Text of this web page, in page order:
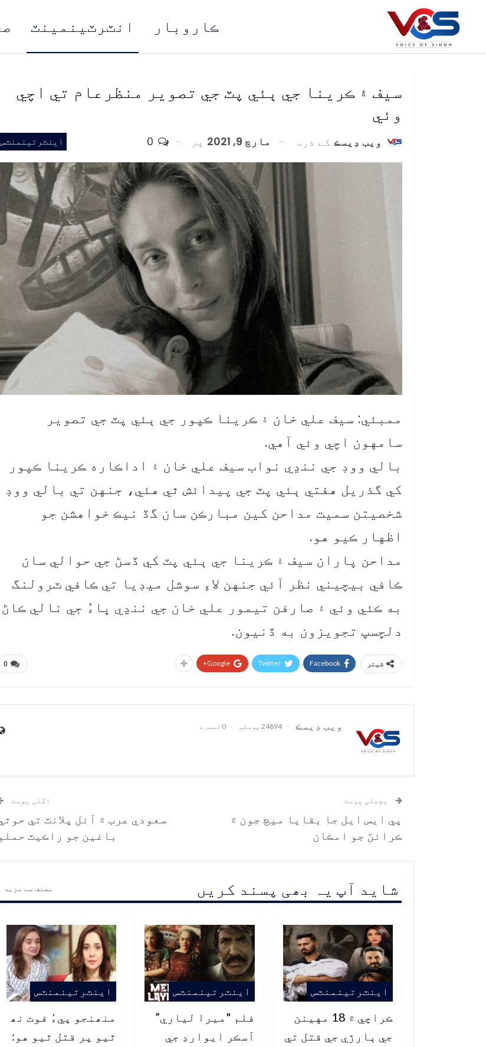
انٽرٽينمينٽ ڪاروبار
سيف ۽ ڪرينا جي ٻئي پٽ جي تصوير منظرعام تي اچي
وئي
اينٽرتينمنٽس ويب ڊيسڪ کے ذریعہ مارچ 9, 2021 پر
ممبئي: سيف علي خان ۽ ڪرينا ڪپور جي ٻئي پٽ جي تصوير
سامهون اچي وئي آهي.
بالي ووڊ جي ننڍي نواب سيف علي خان ۽ اداڪاره ڪرينا ڪپور
کي گذريل هفتي ٻئي پٽ جي پيدائش ٿي هئي، جنهن تي بالي ووڊ
شخصيتن سميت مداحن کين مبارڪن سان گڏ نيڪ خواهشن جو
اظهار ڪيو هو.
مداحن پاران سيف ۽ ڪرينا جي ٻئي پٽ کي ڏسڻ جي حوالي سان
ڪافي بيچيني نظر آئي جنهن لاءِ سوشل ميڊيا تي ڪافي ٽرولنگ
به ڪئي وئي ۽ صارفن تيمور علي خان جي ننڍي ڀاءُ جي نالي ڪاڻ
دلچسپ تجويزون به ڏنيون.
0 شیئر Facebook
Twitter
Google+
ويب ڊيسڪ 24894 پوسٹس 0 تبصرے
پچھلی پوسٹ
پي ايس ايل جا بقايا ميچ جون ۾
ڪرائڻ جو امڪان
اگلی پوسٹ
سعودي عرب ۾ آئل پلانٽ تي
باغين جو راڪيٽ حملو
شاید آپ یہ بھی پسند کریں مصنف سے مزید
اينٽرتينمنٽس
ڪراچي ۾ 18 مهينن
جي ٻارڙي جي قتل تي
اينٽرتينمنٽس
فلم "ميرا لياري”
آسڪر ايوارڊ جي
اينٽرتينمنٽس
منھنجو پيءُ فوت نھ
ٿيو پر قتل ٿيو هو: